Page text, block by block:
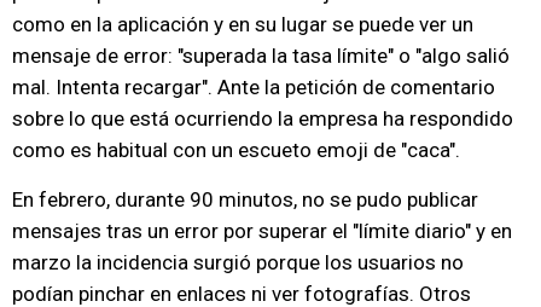
como en la aplicación y en su lugar se puede ver un
mensaje de error: "superada la tasa límite" o "algo salió
mal. Intenta recargar". Ante la petición de comentario
sobre lo que está ocurriendo la empresa ha respondido
como es habitual con un escueto emoji de "caca".
En febrero, durante 90 minutos, no se pudo publicar
mensajes tras un error por superar el "límite diario" y en
marzo la incidencia surgió porque los usuarios no
podían pinchar en enlaces ni ver fotografías. Otros